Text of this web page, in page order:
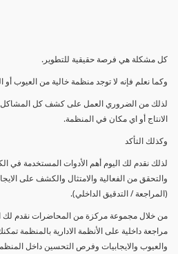
كل مشكلة هي فرصة حقيقية للتطوير.
وكما نعلم فإنه لا توجد منظمة خالية من العيوب أو
لذلك من الضروري العمل على كشف كل المشاكل
الانتاج أو اي مكان في المنظمة.
وكذلك التأكد
لذلك نقدم لك اليوم أهم الأدوات المستخدمة
والتحقق من الفعالية والامتثال والكشف على
(المراجعة / التدقيق الداخلي).
من خلال مجموعة مركزة من المحاضرات نقدم لك
مراجعة داخلية على الأنظمة الادارية بالمنظمة
والعيوب والايجابيات وفرص التحسين داخل